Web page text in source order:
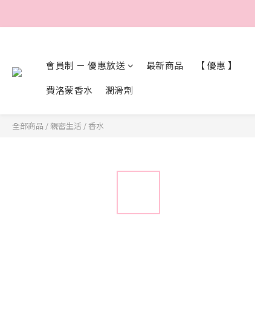
會員制 － 優惠放送 最新商品 【 優惠 】
費洛蒙香水
潤滑劑
全部商品 / 親密生活 / 香水